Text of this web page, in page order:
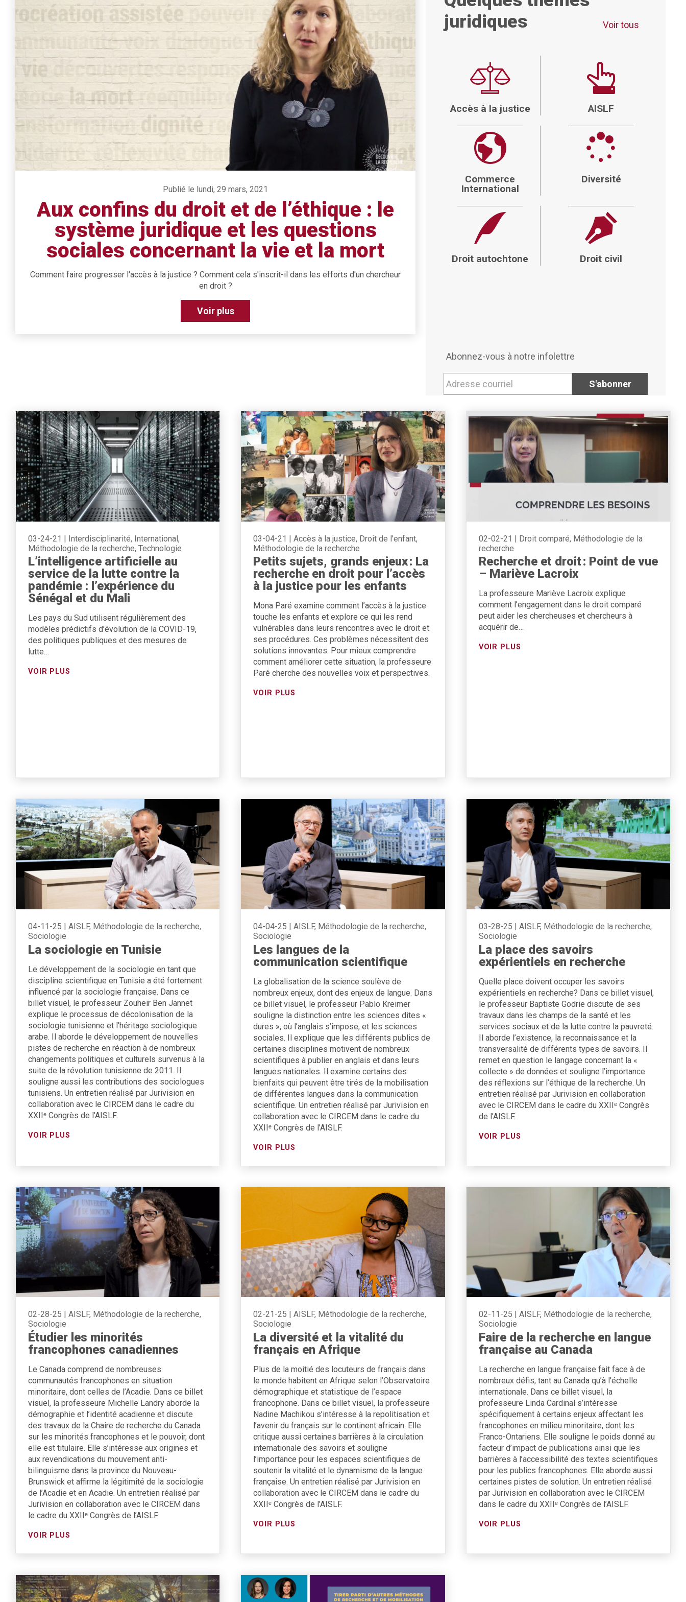
Publié le lundi, 29 mars, 2021
Aux confins du droit et de l’éthique : le
système juridique et les questions
sociales concernant la vie et la mort
Comment faire progresser l'accès à la justice ? Comment cela s'inscrit-il dans les efforts d'un chercheur
en droit ?
Voir plus
juridiques
Voir tous
Accès à la justice AISLF
Commerce
International
Diversité
Droit autochtone Droit civil
Abonnez-vous à notre infolettre
03-24-21 | Interdisciplinarité, International,
Méthodologie de la recherche, Technologie
L’intelligence artificielle au
service de la lutte contre la
pandémie : l’expérience du
Sénégal et du Mali
Les pays du Sud utilisent régulièrement des
modèles prédictifs d’évolution de la COVID-19,
des politiques publiques et des mesures de
lutte…
VOIR PLUS
03-04-21 |Accès à la justice, Droit de l'enfant,
Méthodologie de la recherche
Petits sujets, grands enjeux : La
recherche en droit pour l’accès
à la justice pour les enfants
Mona Paré examine comment l’accès à la justice
touche les enfants et explore ce qui les rend
vulnérables dans leurs rencontres avec le droit et
ses procédures. Ces problèmes nécessitent des
solutions innovantes. Pour mieux comprendre
comment améliorer cette situation, la professeure
Paré cherche des nouvelles voix et perspectives.
VOIR PLUS
02-02-21 | Droit comparé, Méthodologie de la
recherche
Recherche et droit : Point de vue
– Mariève Lacroix
La professeure Mariève Lacroix explique
comment l’engagement dans le droit comparé
peut aider les chercheuses et chercheurs à
acquérir de…
VOIR PLUS
04-11-25 | AISLF, Méthodologie de la recherche,
Sociologie
La sociologie en Tunisie
Le développement de la sociologie en tant que
discipline scientifique en Tunisie a été fortement
influencé par la sociologie française. Dans ce
billet visuel, le professeur Zouheir Ben Jannet
explique le processus de décolonisation de la
sociologie tunisienne et l’héritage sociologique
arabe. Il aborde le développement de nouvelles
pistes de recherche en réaction à de nombreux
changements politiques et culturels survenus à la
suite de la révolution tunisienne de 2011. Il
souligne aussi les contributions des sociologues
tunisiens. Un entretien réalisé par Jurivision en
collaboration avec le CIRCEM dans le cadre du
XXIIᵉ Congrès de l’AISLF.
VOIR PLUS
04-04-25 |AISLF, Méthodologie de la recherche,
Sociologie
Les langues de la
communication scientifique
La globalisation de la science soulève de
nombreux enjeux, dont des enjeux de langue. Dans
ce billet visuel, le professeur Pablo Kreimer
souligne la distinction entre les sciences dites «
dures », où l’anglais s’impose, et les sciences
sociales. Il explique que les différents publics de
certaines disciplines motivent de nombreux
scientifiques à publier en anglais et dans leurs
langues nationales. Il examine certains des
bienfaits qui peuvent être tirés de la mobilisation
de différentes langues dans la communication
scientifique. Un entretien réalisé par Jurivision en
collaboration avec le CIRCEM dans le cadre du
XXIIᵉ Congrès de l’AISLF.
VOIR PLUS
03-28-25 | AISLF, Méthodologie de la recherche,
Sociologie
La place des savoirs
expérientiels en recherche
Quelle place doivent occuper les savoirs
expérientiels en recherche? Dans ce billet visuel,
le professeur Baptiste Godrie discute de ses
travaux dans les champs de la santé et les
services sociaux et de la lutte contre la pauvreté.
Il aborde l’existence, la reconnaissance et la
transversalité de différents types de savoirs. Il
remet en question le langage concernant la «
collecte » de données et souligne l’importance
des réflexions sur l’éthique de la recherche. Un
entretien réalisé par Jurivision en collaboration
avec le CIRCEM dans le cadre du XXIIᵉ Congrès
de l’AISLF.
VOIR PLUS
02-28-25
AISLF, Méthodologie de la recherche,
Sociologie
Étudier les minorités
francophones canadiennes
Le Canada comprend de nombreuses
communautés francophones en situation
minoritaire, dont celles de l’Acadie. Dans ce billet
visuel, la professeure Michelle Landry aborde la
démographie et l’identité acadienne et discute
des travaux de la Chaire de recherche du Canada
sur les minorités francophones et le pouvoir, dont
elle est titulaire. Elle s’intéresse aux origines et
aux revendications du mouvement anti-
bilinguisme dans la province du Nouveau-
Brunswick et affirme la légitimité de la sociologie
de l’Acadie et en Acadie. Un entretien réalisé par
Jurivision en collaboration avec le CIRCEM dans
le cadre du XXIIᵉ Congrès de l’AISLF.
VOIR PLUS
02-21-25 |AISLF, Méthodologie de la recherche,
Sociologie
La diversité et la vitalité du
français en Afrique
Plus de la moitié des locuteurs de français dans
le monde habitent en Afrique selon l’Observatoire
démographique et statistique de l’espace
francophone. Dans ce billet visuel, la professeure
Nadine Machikou s’intéresse à la repolitisation et
l’avenir du français sur le continent africain. Elle
critique aussi certaines barrières à la circulation
internationale des savoirs et souligne
l’importance pour les espaces scientifiques de
soutenir la vitalité et le dynamisme de la langue
française. Un entretien réalisé par Jurivision en
collaboration avec le CIRCEM dans le cadre du
XXIIᵉ Congrès de l’AISLF.
VOIR PLUS
02-11-25
AISLF, Méthodologie de la recherche,
Sociologie
Faire de la recherche en langue
française au Canada
La recherche en langue française fait face à de
nombreux défis, tant au Canada qu’à l’échelle
internationale. Dans ce billet visuel, la
professeure Linda Cardinal s’intéresse
spécifiquement à certains enjeux affectant les
francophones en milieu minoritaire, dont les
Franco-Ontariens. Elle souligne le poids donné au
facteur d’impact de publications ainsi que les
barrières à l’accessibilité des textes scientifiques
pour les publics francophones. Elle aborde aussi
certaines pistes de solution. Un entretien réalisé
par Jurivision en collaboration avec le CIRCEM
dans le cadre du XXIIᵉ Congrès de l’AISLF.
VOIR PLUS